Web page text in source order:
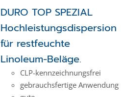
DURO TOP SPEZIAL
Hochleistungsdispersion
für restfeuchte
Linoleum-Beläge.
CLP-kenn­zeich­­nungs­frei
gebrauchsfertige Anwendung